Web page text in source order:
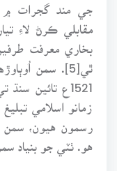
جي مند گجرات
مقابلي ڪرڻ لاءِ
بخاري معرفت
ٿي[5]. سمن
1521ع تائين
زمانو اسلامي
رسمون هيون، سمن
هو. ٺٽي جو بنياد